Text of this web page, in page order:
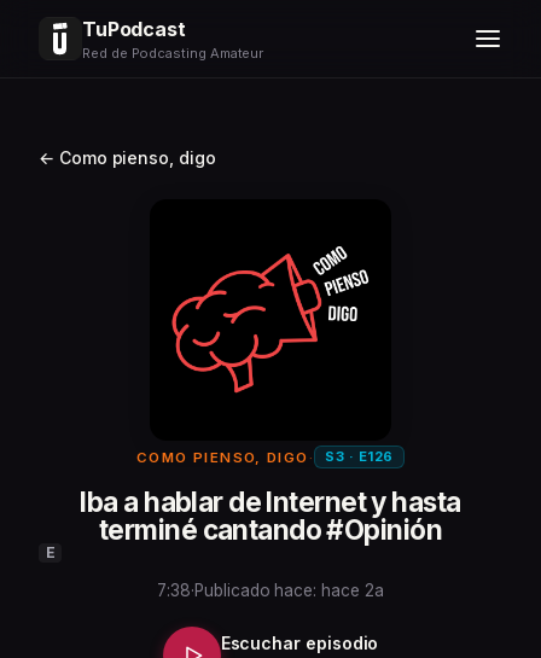
TuPodcast
Red de Podcasting Amateur
← Como pienso, digo
COMO PIENSO, DIGO · S3 · E126
Iba a hablar de Internet y hasta
terminé cantando #Opinión
E
7:38·Publicado hace: hace 2a
Escuchar episodio